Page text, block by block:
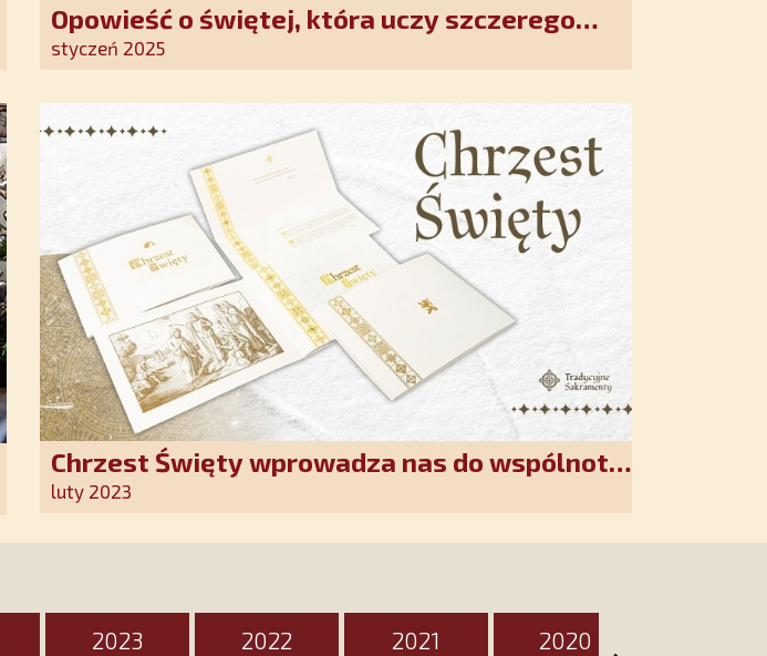
Opowieść o świętej, która uczy szczerego
oddania się Bogu. Duchowe wzmocnienie i
styczeń 2025
Chrzest Święty wprowadza nas do wspólnoty
Kościoła. Nasz pakiet jest przygotowany na
luty 2023
2023 2022 2021 2020